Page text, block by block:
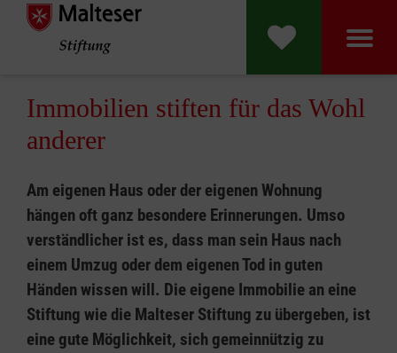
Immobilien stiften für das Wohl
anderer
Am eigenen Haus oder der eigenen Wohnung
hängen oft ganz besondere Erinnerungen. Umso
verständlicher ist es, dass man sein Haus nach
einem Umzug oder dem eigenen Tod in guten
Händen wissen will. Die eigene Immobilie an eine
Stiftung wie die Malteser Stiftung zu übergeben, ist
eine gute Möglichkeit, sich gemeinnützig zu